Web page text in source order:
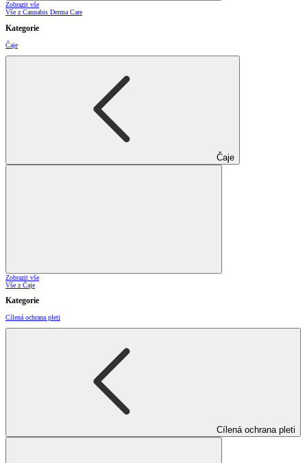
Zobrazit vše
Vše z Cannabis Derma Care
Kategorie
Čaje
Čaje
Zobrazit vše
Vše z Čaje
Kategorie
Cílená ochrana pleti
Cílená ochrana pleti